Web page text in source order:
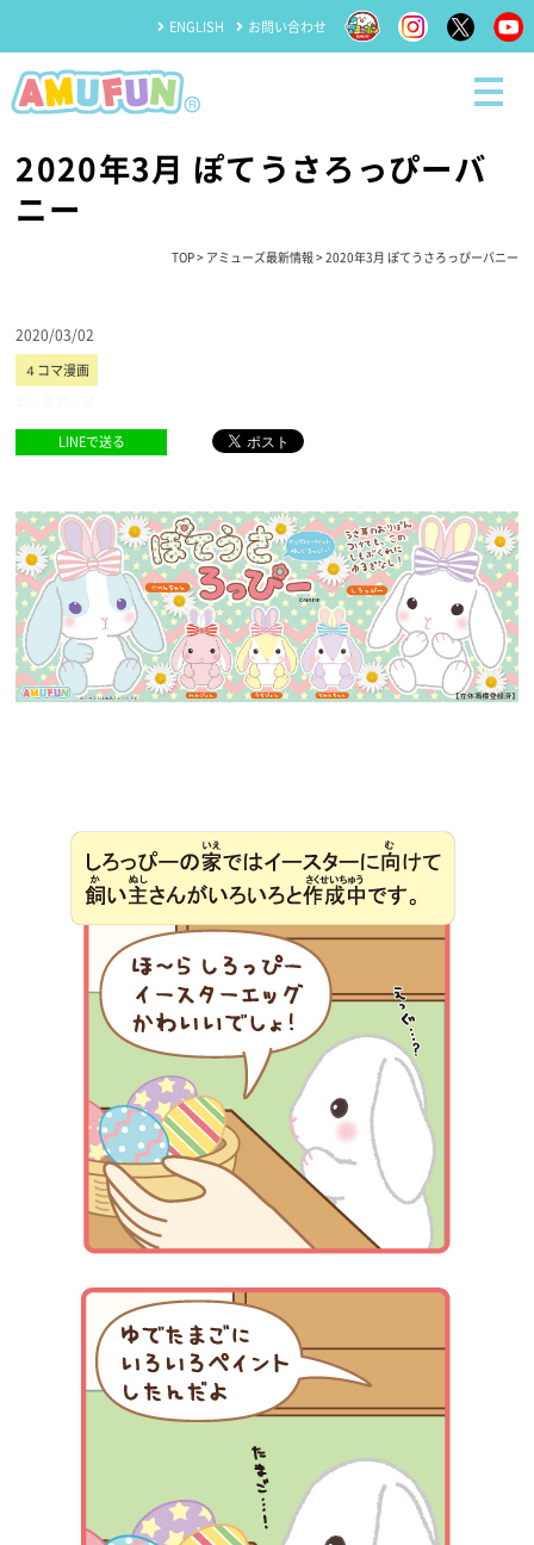
ENGLISH お問い合わせ
2020年3月 ぽてうさろっぴーバ
ニー
TOP> アミューズ最新情報> 2020年3月 ぽてうさろっぴーバニー
2020/03/02
４コマ漫画
LINEで送る